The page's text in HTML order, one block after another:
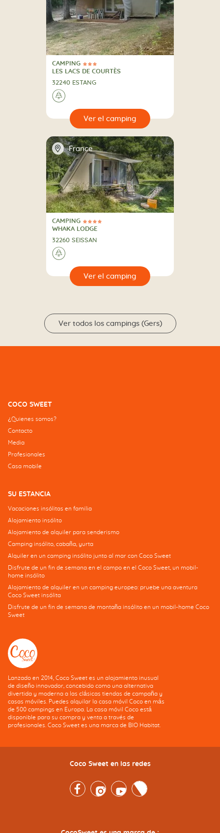
3 Estrellas
CAMPING
CAMPING
LES LACS DE COURTÈS
32240 ESTANG
🌲
📍 France
4 Estrellas
CAMPING
CAMPING
WHAKA LODGE
32260 SEISSAN
🌲
Ver todos los campings (Gers)
COCO SWEET
¿Quienes somos?
Contacto
Media
Profesionales
Casa mobile
SU ESTANCIA
Vacaciones insólitas en familia
Alojamiento insólito
Alojamiento de alquiler para senderismo
Camping insólito, cabaña, yurta
Alquiler en un camping insólito junto al mar con Coco Sweet
Disfrute de un fin de semana en el campo en el Coco Sweet, un mobil-
home insólito
Alojamiento de alquiler en un camping europeo: pruebe una aventura
Coco Sweet insólita
Disfrute de un fin de semana de montaña insólito en un mobil-home Coco
Sweet
Lanzado en 2014, Coco Sweet es un alojamiento inusual
de diseño innovador, concebido como una alternativa
divertida y moderna a las clásicas tiendas de campaña y
casas móviles. Puedes alquilar la casa móvil Coco en más
de 500 campings en Europa. La casa móvil Coco está
disponible para su compra y venta a través de
profesionales. Coco Sweet es una marca de BIO Habitat.
Coco Sweet en las redes
FacebookInstagramYoutubeTwitter